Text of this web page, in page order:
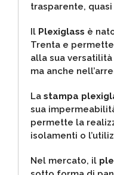
trasparente,
Il Plexiglass è
Trenta e
alla sua
ma anche
La stampa
sua
permette la
isolamenti o
Nel mercato, il